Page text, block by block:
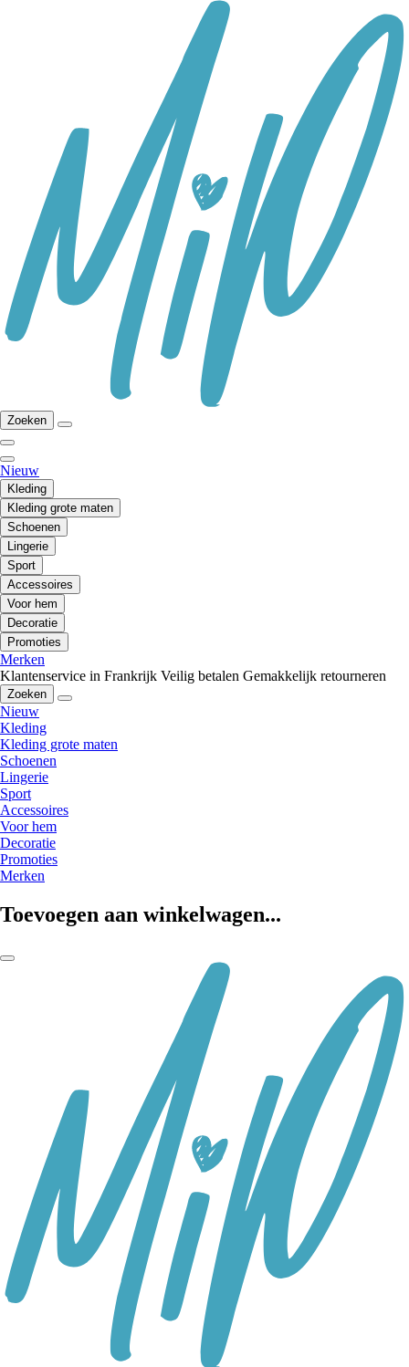
Zoeken
Nieuw
Kleding
Kleding grote maten
Schoenen
Lingerie
Sport
Accessoires
Voor hem
Decoratie
Promoties
Merken
Klantenservice in Frankrijk Veilig betalen Gemakkelijk retourneren
Zoeken
Nieuw
Kleding
Kleding grote maten
Schoenen
Lingerie
Sport
Accessoires
Voor hem
Decoratie
Promoties
Merken
Toevoegen aan winkelwagen...